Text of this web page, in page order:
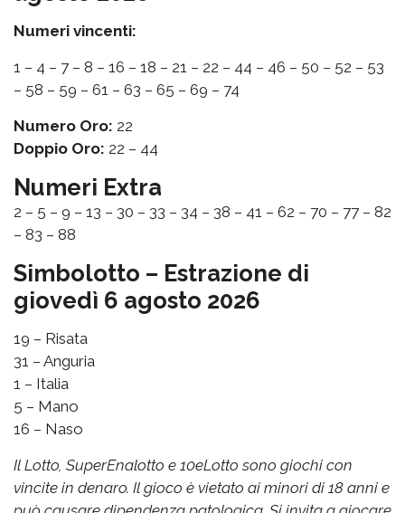
Numeri vincenti:
1 – 4 – 7 – 8 – 16 – 18 – 21 – 22 – 44 – 46 – 50 – 52 – 53
– 58 – 59 – 61 – 63 – 65 – 69 – 74
Numero Oro: 22
Doppio Oro: 22 – 44
Numeri Extra
2 – 5 – 9 – 13 – 30 – 33 – 34 – 38 – 41 – 62 – 70 – 77 – 82
– 83 – 88
Simbolotto – Estrazione di
giovedì 6 agosto 2026
19 – Risata
31 – Anguria
1 – Italia
5 – Mano
16 – Naso
Il Lotto, SuperEnalotto e 10eLotto sono giochi con
vincite in denaro. Il gioco è vietato ai minori di 18 anni e